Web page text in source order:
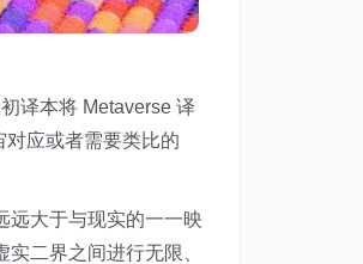
译本将 Metaverse 译
对应或者需要类比的
远大于与现实的一一映
二界之间进行无限、